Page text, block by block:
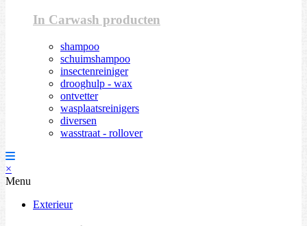
In Carwash producten
shampoo
schuimshampoo
insectenreiniger
drooghulp - wax
ontvetter
wasplaatsreinigers
diversen
wasstraat - rollover
×
Menu
Exterieur